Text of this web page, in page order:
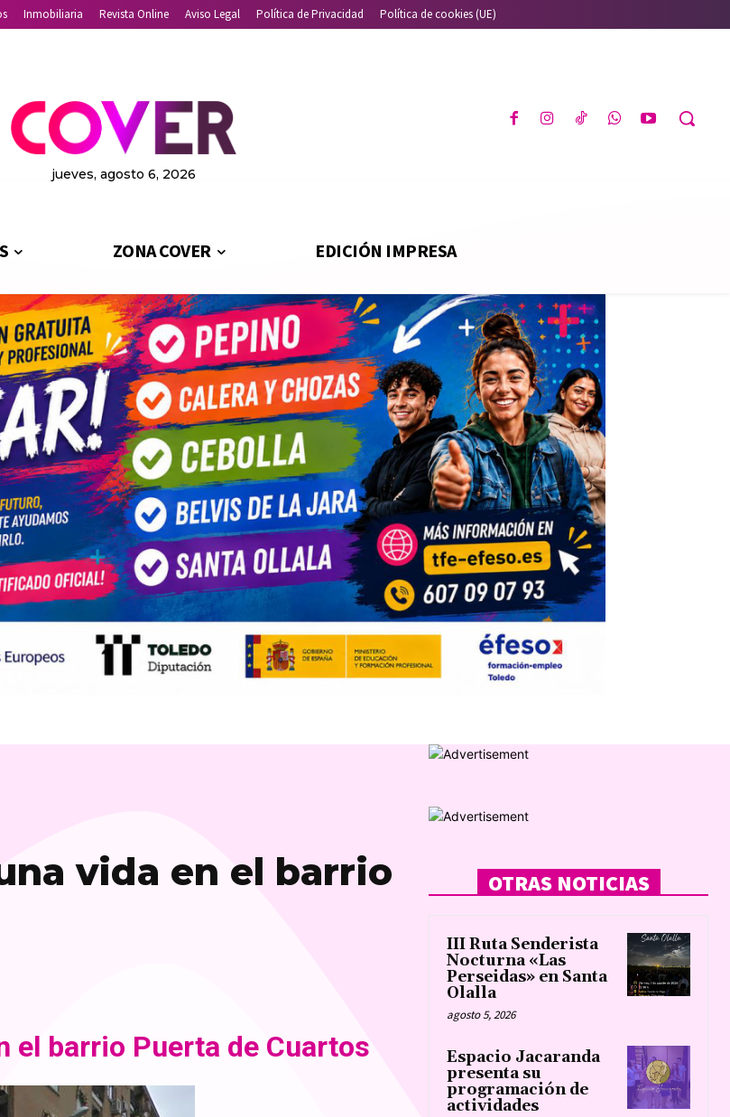
Inmobiliaria Revista Online Aviso Legal Política de Privacidad Política de cookies (UE)
jueves, agosto 6, 2026
ZONA COVER EDICIÓN IMPRESA
vida en el barrio
el barrio Puerta de Cuartos
OTRAS NOTICIAS
III Ruta Senderista
Nocturna «Las
Perseidas» en Santa
Olalla
agosto 5, 2026
Espacio Jacaranda
presenta su
programación de
actividades